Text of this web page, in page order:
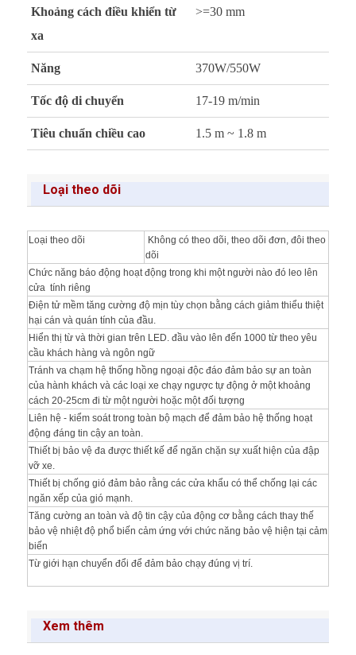
Khoảng cách điều khiển từ
xa
>=30 mm
Năng 370W/550W
Tốc độ di chuyển 17-19 m/min
Tiêu chuẩn chiều cao 1.5 m ~ 1.8 m
Loại theo dõi
Loại theo dõi
Không có theo dõi, theo dõi đơn, đôi theo
dõi
Chức năng báo động hoạt động trong khi một người nào đó leo lên
cửa tính riêng
Điện tử mềm tăng cường độ mịn tùy chọn bằng cách giảm thiểu thiệt
hại cán và quán tính của đầu.
Hiển thị từ và thời gian trên LED. đầu vào lên đến 1000 từ theo yêu
cầu khách hàng và ngôn ngữ
Tránh va chạm hệ thống hồng ngoại độc đáo đảm bảo sự an toàn
của hành khách và các loại xe chạy ngược tự động ở một khoảng
cách 20-25cm đi từ một người hoặc một đối tượng
Liên hệ - kiểm soát trong toàn bộ mạch để đảm bảo hệ thống hoạt
động đáng tin cậy an toàn.
Thiết bị bảo vệ đa được thiết kế để ngăn chặn sự xuất hiện của đập
vỡ xe.
Thiết bị chống gió đảm bảo rằng các cửa khẩu có thể chống lại các
ngăn xếp của gió mạnh.
Tăng cường an toàn và độ tin cậy của động cơ bằng cách thay thế
bảo vệ nhiệt độ phổ biến cảm ứng với chức năng bảo vệ hiện tại cảm
biến
Từ giới hạn chuyển đổi để đảm bảo chạy đúng vị trí.
Xem thêm